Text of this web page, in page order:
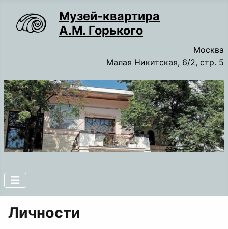
Музей-квартира
А.М. Горького
Москва
Малая Никитская, 6/2, стр. 5
Личности